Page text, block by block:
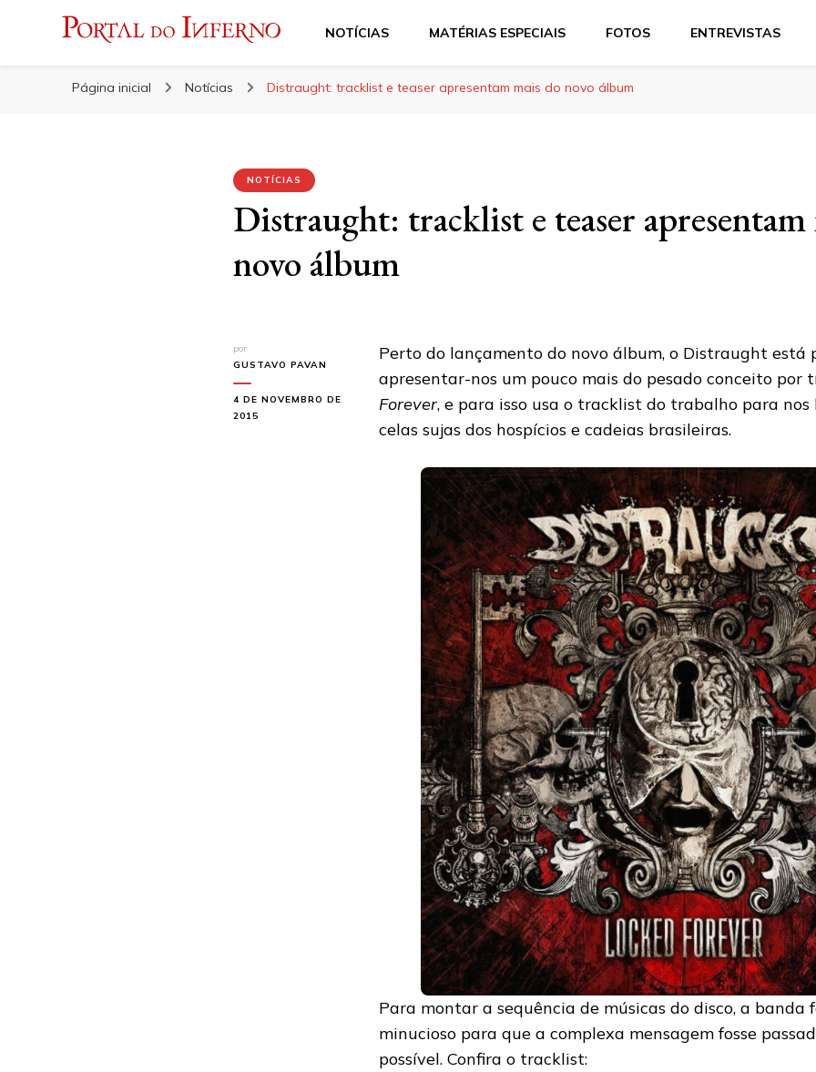
Portal do Inferno
NOTÍCIAS MATÉRIAS ESPECIAIS FOTOS ENTREVISTAS
Página inicial Notícias Distraught: tracklist e teaser apresentam mais do novo álbum
NOTÍCIAS
Distraught: tracklist e teaser apresentam
novo álbum
por
GUSTAVO PAVAN
4 DE NOVEMBRO DE
2015
Perto do lançamento do novo álbum, o Distraught está
apresentar-nos um pouco mais do pesado conceito por
Forever, e para isso usa o tracklist do trabalho para
celas sujas dos hospícios e cadeias brasileiras.
Para montar a sequência de músicas do disco, a banda
minucioso para que a complexa mensagem fosse
possível. Confira o tracklist: